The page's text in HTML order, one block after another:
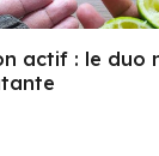
actif : le duo